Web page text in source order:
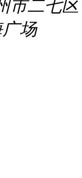
市二七区
场